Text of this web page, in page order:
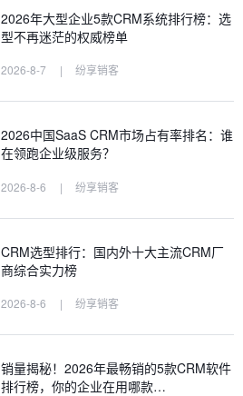
2026年大型企业5款CRM系统排行榜：选
型不再迷茫的权威榜单
2026-8-7 | 纷享销客
2026中国SaaS CRM市场占有率排名：谁
在领跑企业级服务？
2026-8-6 | 纷享销客
CRM选型排行：国内外十大主流CRM厂
商综合实力榜
2026-8-6 | 纷享销客
销量揭秘！2026年最畅销的5款CRM软件
排行榜，你的企业在用哪款…